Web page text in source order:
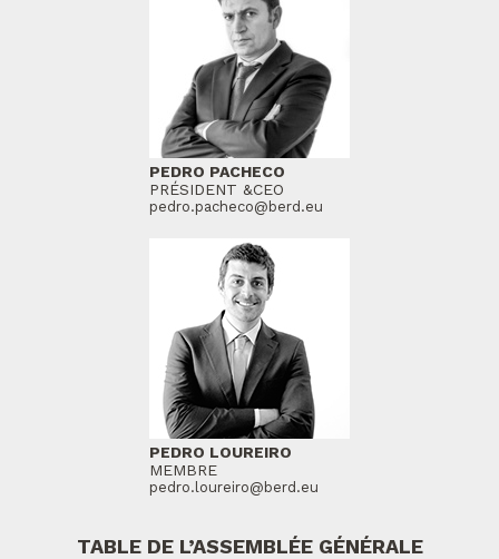
PEDRO PACHECO
PRÉSIDENT &CEO
pedro.pacheco@berd.eu
PEDRO LOUREIRO
MEMBRE
pedro.loureiro@berd.eu
TABLE DE L’ASSEMBLÉE GÉNÉRALE